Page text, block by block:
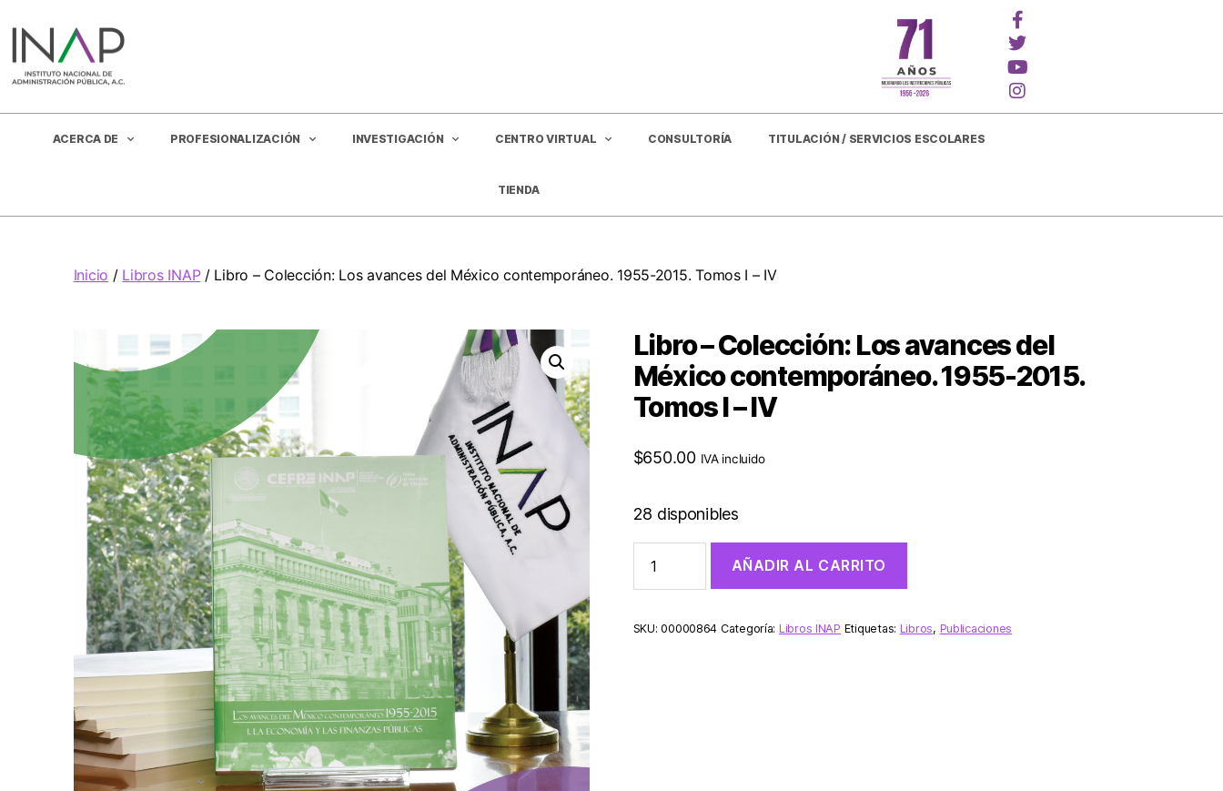
ACERCA DE PROFESIONALIZACIÓN INVESTIGACIÓN CENTRO VIRTUAL CONSULTORÍA TITULACIÓN / SERVICIOS ESCOLARES
TIENDA
Inicio / Libros INAP/ Libro – Colección: Los avances del México contemporáneo. 1955-2015. Tomos I – IV
Libro – Colección: Los avances del
México contemporáneo. 1955-2015.
Tomos I – IV
$650.00 IVA incluido
28 disponibles
AÑADIR AL CARRITO
SKU:00000864 Categoría: Libros INAP Etiquetas: Libros, Publicaciones